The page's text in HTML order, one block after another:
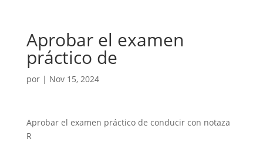
Aprobar el examen
práctico de
por | Nov 15, 2024
Aprobar el examen práctico de conducir con notaza
R